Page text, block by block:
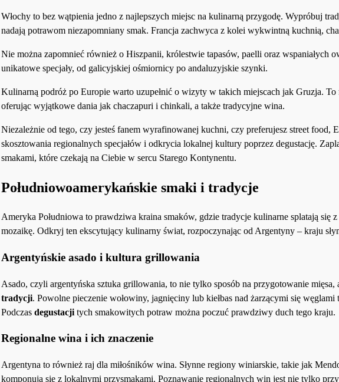
Włochy to bez wątpienia jedno z najlepszych miejsc na kulinarną przygodę. Wypróbuj
nadają potrawom niezapomniany smak. Francja zachwyca z kolei wykwintną kuchnią,
Nie można zapomnieć również o Hiszpanii, królestwie tapasów, paelli oraz wspaniałych
unikatowe specjały, od galicyjskiej ośmiornicy po andaluzyjskie szynki.
Kulinarną podróż po Europie warto uzupełnić o wizyty w takich miejscach jak Gruzja.
oferując wyjątkowe dania jak chaczapuri i chinkali, a także tradycyjne wina.
Niezależnie od tego, czy jesteś fanem wyrafinowanej kuchni, czy preferujesz street food,
skosztowania regionalnych specjałów i odkrycia lokalnej kultury poprzez degustację.
smakami, które czekają na Ciebie w sercu Starego Kontynentu.
Południowoamerykańskie smaki i tradycje
Ameryka Południowa to prawdziwa kraina smaków, gdzie tradycje kulinarne splatają
mozaikę. Odkryj ten ekscytujący kulinarny świat, rozpoczynając od Argentyny – kraju
Argentyńskie asado i kultura grillowania
Asado, czyli argentyńska sztuka grillowania, to nie tylko sposób na przygotowanie
tradycji. Powolne pieczenie wołowiny, jagnięciny lub kiełbas nad żarzącymi się
Podczas degustacji tych smakowitych potraw można poczuć prawdziwy duch tego kraju.
Regionalne wina i ich znaczenie
Argentyna to również raj dla miłośników wina. Słynne regiony winiarskie, takie jak
komponują się z lokalnymi przysmakami. Poznawanie regionalnych win jest nie tylko